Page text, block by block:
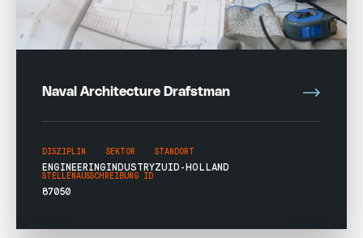
Naval Architecture Drafstman
DISZIPLIN
ENGINEERING
SEKTOR
INDUSTRY
STANDORT
ZUID-HOLLAND
STELLENAUSSCHREIBUNG ID
87050